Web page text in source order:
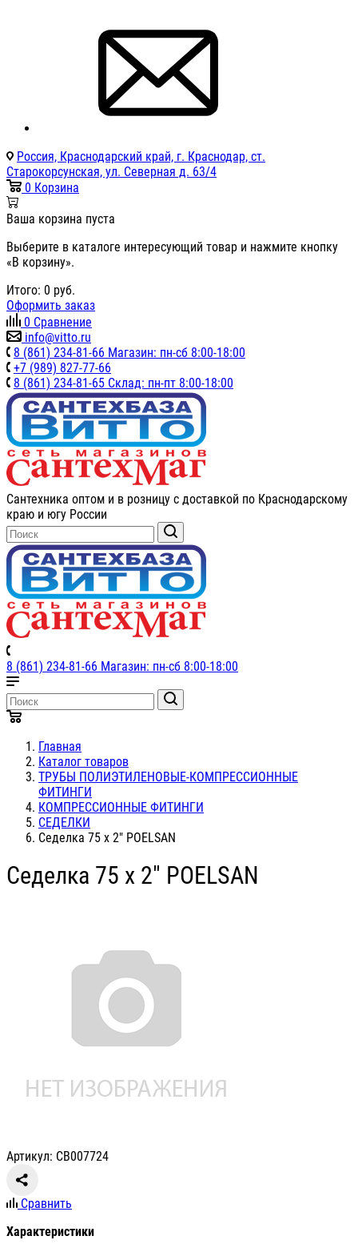
Россия, Краснодарский край, г. Краснодар, ст.
Старокорсунская, ул. Северная д. 63/4
0 Корзина
Ваша корзина пуста
Выберите в каталоге интересующий товар и нажмите кнопку
«В корзину».
Итого: 0 руб.
Оформить заказ
0 Сравнение
info@vitto.ru
8 (861) 234-81-66 Магазин: пн-сб 8:00-18:00
+7 (989) 827-77-66
8 (861) 234-81-65 Склад: пн-пт 8:00-18:00
Сантехника оптом и в розницу с доставкой по Краснодарскому
краю и югу России
8 (861) 234-81-66 Магазин: пн-сб 8:00-18:00
Главная
Каталог товаров
ТРУБЫ ПОЛИЭТИЛЕНОВЫЕ-КОМПРЕССИОННЫЕ
ФИТИНГИ
КОМПРЕССИОННЫЕ ФИТИНГИ
СЕДЕЛКИ
Седелка 75 х 2" POELSAN
Седелка 75 х 2" POELSAN
Артикул: СВ007724
Сравнить
Характеристики